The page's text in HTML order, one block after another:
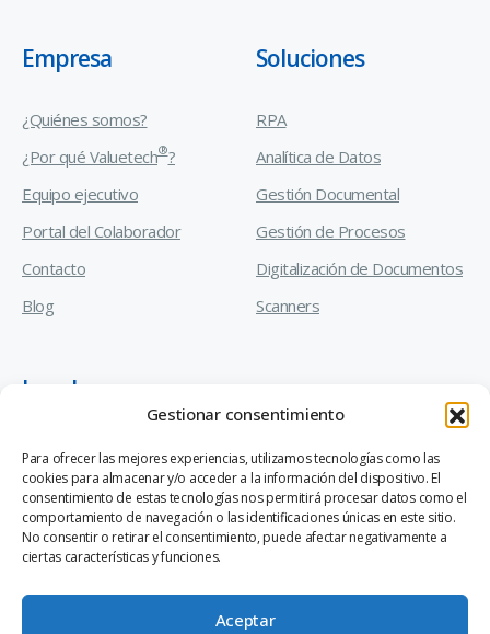
Gestionar consentimiento
Para ofrecer las mejores experiencias, utilizamos tecnologías como las
cookies para almacenar y/o acceder a la información del dispositivo. El
consentimiento de estas tecnologías nos permitirá procesar datos como el
comportamiento de navegación o las identificaciones únicas en este sitio.
No consentir o retirar el consentimiento, puede afectar negativamente a
ciertas características y funciones.
Aceptar
Empresa
¿Quiénes somos?
¿Por qué Valuetech®?
Equipo ejecutivo
Portal del Colaborador
Contacto
Blog
Soluciones
RPA
Analítica de Datos
Gestión Documental
Gestión de Procesos
Digitalización de Documentos
Scanners
Legal
Manual de Prevención de Delitos
Código de Ética y Conducta Empresarial
Canal de Denuncias Ley 20.393